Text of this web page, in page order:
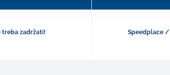
treba zadržati! Speedplace /